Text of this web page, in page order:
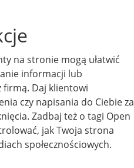
na stronie mogą ułatwić
informacji lub
firmą. Daj klientowi
czy napisania do Ciebie za
Zadbaj też o tagi Open
jak Twoja strona
społecznościowych.